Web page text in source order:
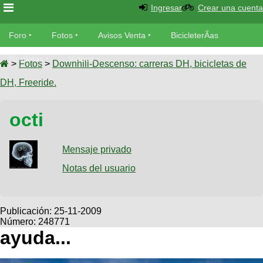
Foro
Foro
TÃ©cnica
Fotos
tu foto
Galeria
XC
Viajes
Descenso
Dirt
SUBÃ
tu
Buscar
Ultimos
Fotos
BicicleterÃ­
as
Bicicletas
Tandem
Videos
Cicloturismo
Ingresar Crear una cuenta
Foro Fotos Avisos Venta BicicleterÃ­as
Bicicletas Videos
> Fotos > Downhill-Descenso: carreras DH, bicicletas de
DH, Freeride.
octi
Mensaje privado
Notas del usuario
Publicación: 25-11-2009
Número: 248771
ayuda...